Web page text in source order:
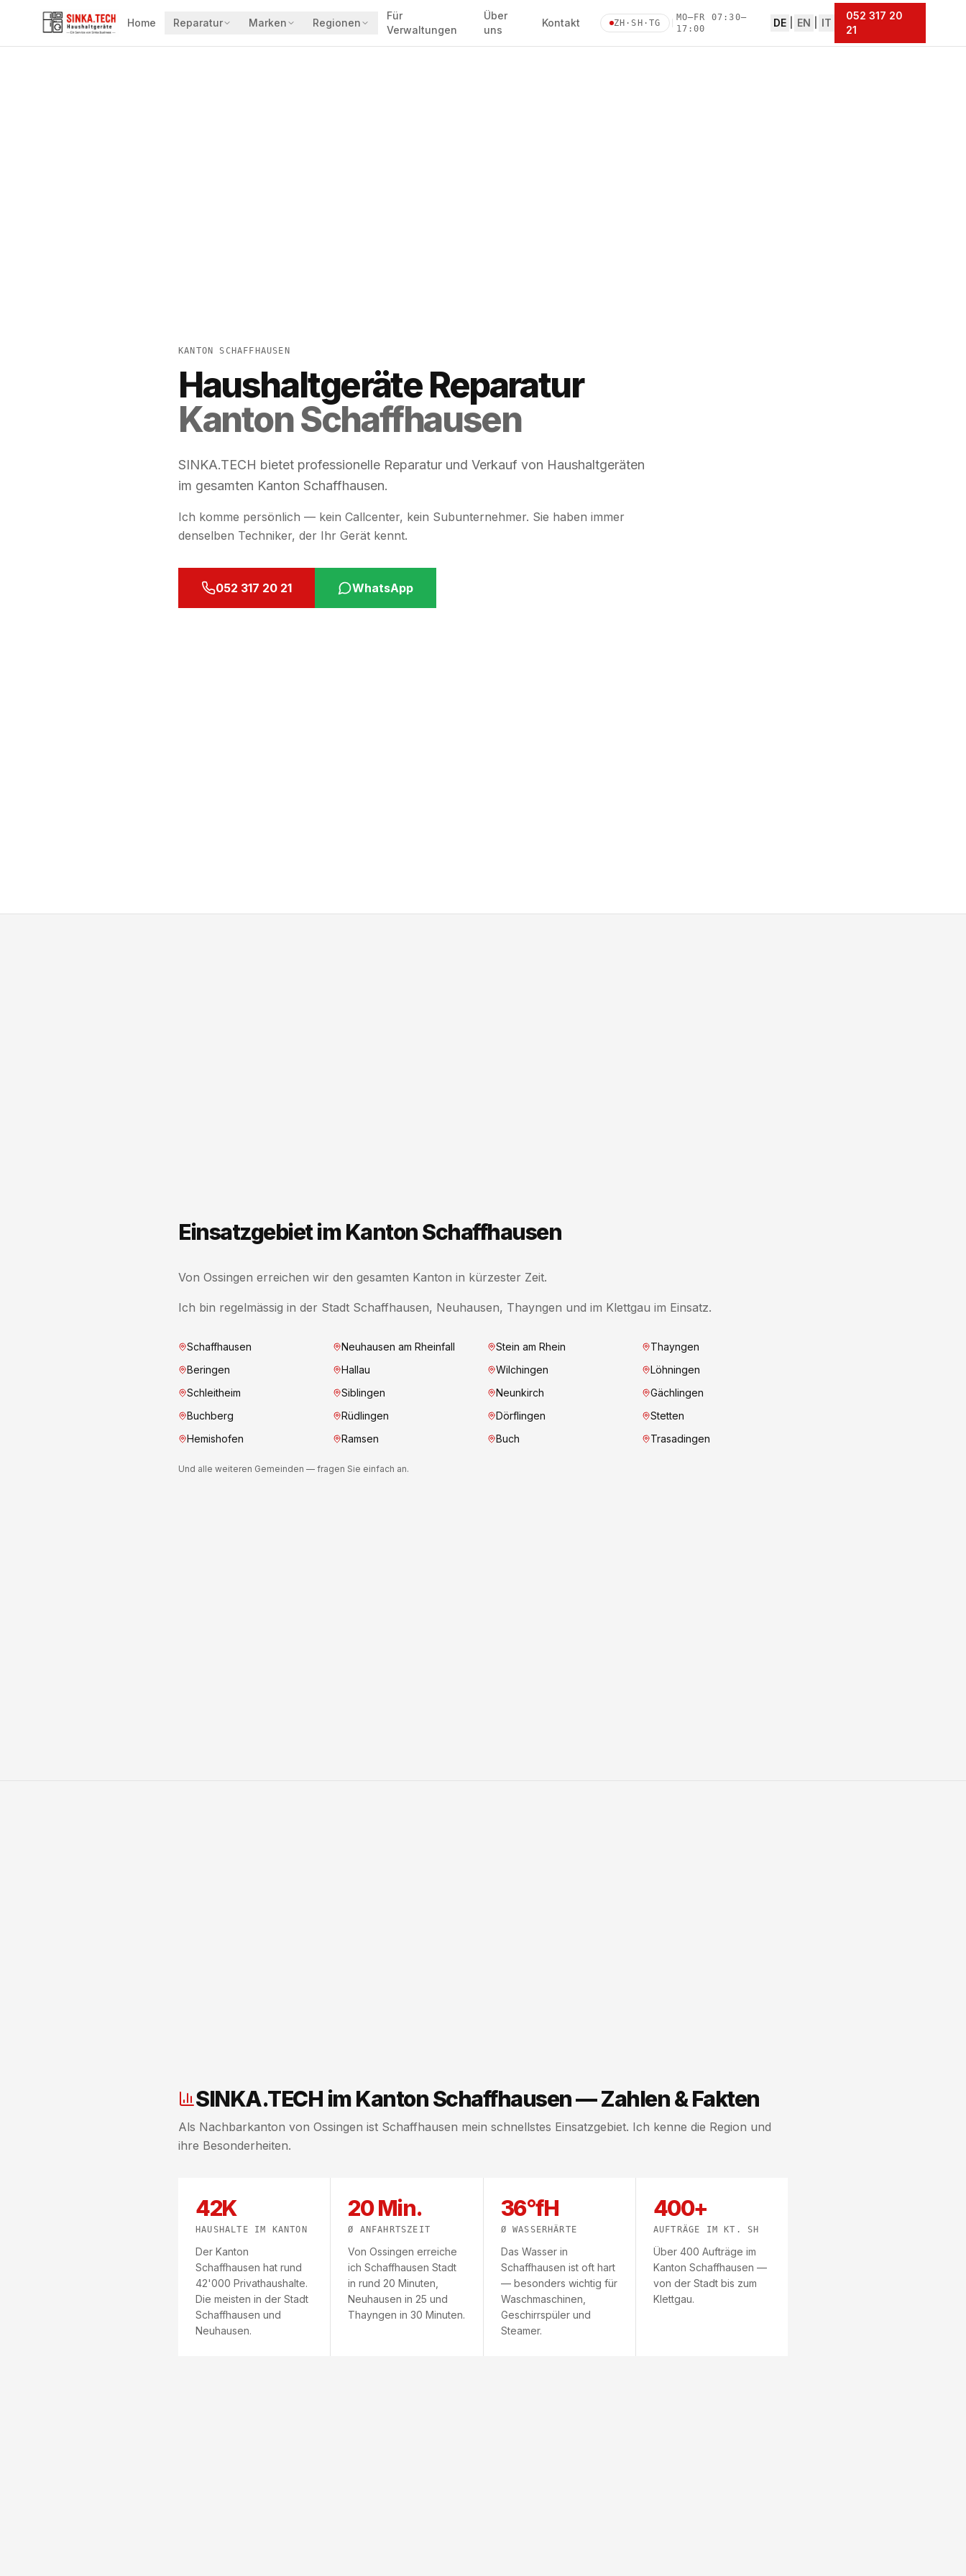
Home Reparatur Marken Regionen
Für
Verwaltungen
Über
uns
Kontakt ZH·SH·TG
MO–FR 07:30–
17:00
DE EN IT
052 317 20
21
KANTON SCHAFFHAUSEN
Haushaltgeräte Reparatur
Kanton Schaffhausen
SINKA.TECH bietet professionelle Reparatur und Verkauf von Haushaltgeräten
im gesamten Kanton Schaffhausen.
Ich komme persönlich — kein Callcenter, kein Subunternehmer. Sie haben immer
denselben Techniker, der Ihr Gerät kennt.
052 317 20 21 WhatsApp
Einsatzgebiet im Kanton Schaffhausen
Von Ossingen erreichen wir den gesamten Kanton in kürzester Zeit.
Ich bin regelmässig in der Stadt Schaffhausen, Neuhausen, Thayngen und im Klettgau im Einsatz.
Schaffhausen Neuhausen am Rheinfall Stein am Rhein
Thayngen
Beringen
Hallau Wilchingen
Löhningen
Schleitheim
Siblingen Neunkirch
Gächlingen
Buchberg
Rüdlingen Dörflingen
Stetten
Hemishofen
Ramsen Buch Trasadingen
Und alle weiteren Gemeinden — fragen Sie einfach an.
SINKA.TECH im Kanton Schaffhausen — Zahlen & Fakten
Als Nachbarkanton von Ossingen ist Schaffhausen mein schnellstes Einsatzgebiet. Ich kenne die Region und
ihre Besonderheiten.
42K
HAUSHALTE IM KANTON
Der Kanton
Schaffhausen hat rund
42'000 Privathaushalte.
Die meisten in der Stadt
Schaffhausen und
Neuhausen.
20 Min.
Ø ANFAHRTSZEIT
Von Ossingen erreiche
ich Schaffhausen Stadt
in rund 20 Minuten,
Neuhausen in 25 und
Thayngen in 30 Minuten.
36°fH
Ø WASSERHÄRTE
Das Wasser in
Schaffhausen ist oft hart
— besonders wichtig für
Waschmaschinen,
Geschirrspüler und
Steamer.
400+
AUFTRÄGE IM KT. SH
Über 400 Aufträge im
Kanton Schaffhausen —
von der Stadt bis zum
Klettgau.